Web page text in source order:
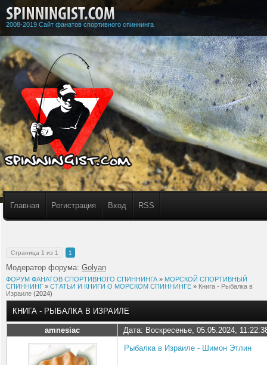
2008-2019 Сайт фанатов спортивного спиннинга
Главная Регистрация Вход RSS
Страница 1 из 1 1
Модератор форума: Golyan
ФОРУМ ФАНАТОВ СПОРТИВНОГО СПИННИНГА » МОРСКОЙ СПОРТИВНЫЙ
СПИННИНГ » СТАТЬИ И КНИГИ О МОРСКОМ СПИННИНГЕ » Книга - Рыбалка в
Израиле (2024)
КНИГА - РЫБАЛКА В ИЗРАИЛЕ
amnesiac Дата: Воскресенье, 05.05.2024,
Рыбалка в Израиле - Шимон Этлин